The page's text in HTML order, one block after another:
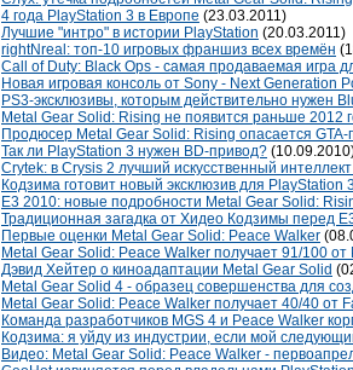
4 года PlayStation 3 в Европе (23.03.2011)
Лучшие "интро" в истории PlayStation (20.03.2011)
rightNreal: топ-10 игровых франшиз всех времён
Call of Duty: Black Ops - самая продаваемая игра
Новая игровая консоль от Sony - Next Generation
PS3-эксклюзивы, которым действительно нужен
Metal Gear Solid: Rising не появится раньше 2012
Продюсер Metal Gear Solid: Rising опасается
Так ли PlayStation 3 нужен BD-привод?
Crytek: в Crysis 2 лучший искусственный
Кодзима готовит новый эксклюзив для PlayStation
E3 2010: новые подробности Metal Gear Solid:
Традиционная загадка от Хидео Кодзимы перед
Первые оценки Metal Gear Solid: Peace Walker
Metal Gear Solid: Peace Walker получает 91/100 от
Дэвид Хейтер о киноадаптации Metal Gear Solid
Metal Gear Solid 4 - образец совершенства для
Metal Gear Solid: Peace Walker получает 40/40 от
Команда разработчиков MGS 4 и Peace Walker
Кодзима: я уйду из индустрии, если мой
Видео: Metal Gear Solid: Peace Walker -